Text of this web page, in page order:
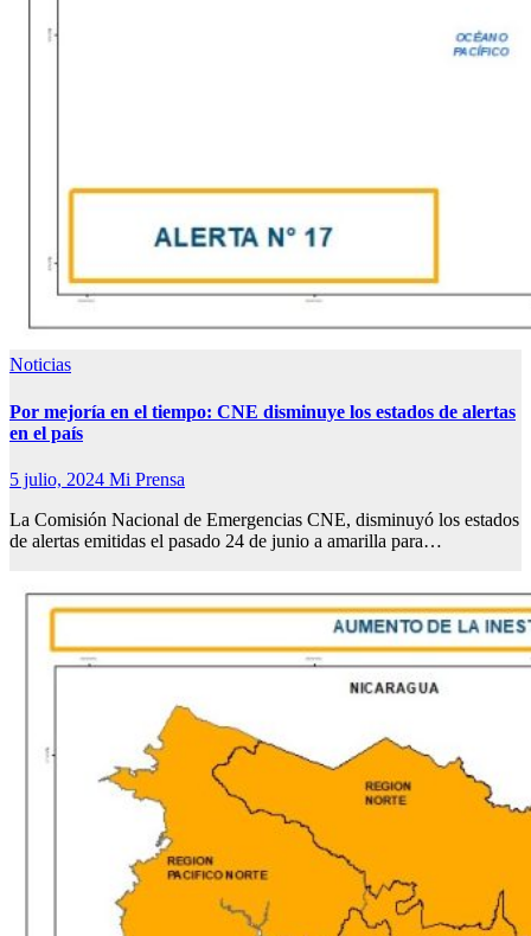
Noticias
Por mejoría en el tiempo: CNE disminuye los estados de alertas
en el país
5 julio, 2024 Mi Prensa
La Comisión Nacional de Emergencias CNE, disminuyó los estados
de alertas emitidas el pasado 24 de junio a amarilla para…